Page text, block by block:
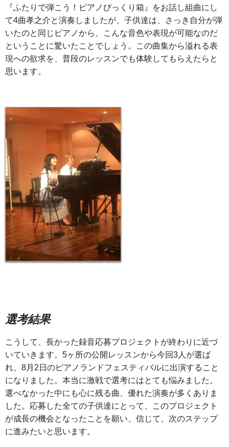
『ふたりで弾こう！ピアノびっくり箱』をお話し組曲にし
て4曲孝之介と演奏しましたが、子供達は、さっき自分が弾
いたのと同じピアノから、こんな音色や表現が可能なのだ
ということに驚いたことでしょう。この曲集から溢れる表
現への欲求を、普段のレッスンでも体験してもらえたらと
思います。
選考結果
こうして、長かった録音応募プロジェクトが終わりに近づ
いていきます。5ヶ所の公開レッスンから今回3人が選ば
れ、8月2日のピアノランドフェスティバルに出演すること
になりました。本当に激戦で選考にはとても悩みました。
選べなかった中にも心に残る曲、優れた演奏が多くありま
した。応募した全ての子供達にとって、このプロジェクト
が成長の機会となったことを願い、信じて、次のステップ
に進みたいと思います。